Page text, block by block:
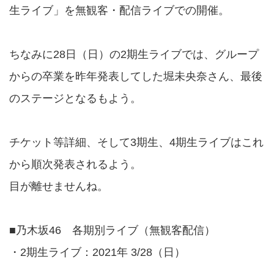
生ライブ」を無観客・配信ライブでの開催。
ちなみに28日（日）の2期生ライブでは、グループ
からの卒業を昨年発表してした堀未央奈さん、最後
のステージとなるもよう。
チケット等詳細、そして3期生、4期生ライブはこれ
から順次発表されるよう。
目が離せませんね。
■乃木坂46 各期別ライブ（無観客配信）
・2期生ライブ：2021年 3/28（日）